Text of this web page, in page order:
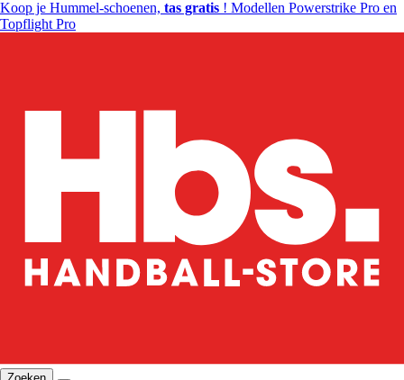
Koop je Hummel-schoenen, tas gratis ! Modellen Powerstrike Pro en
Topflight Pro